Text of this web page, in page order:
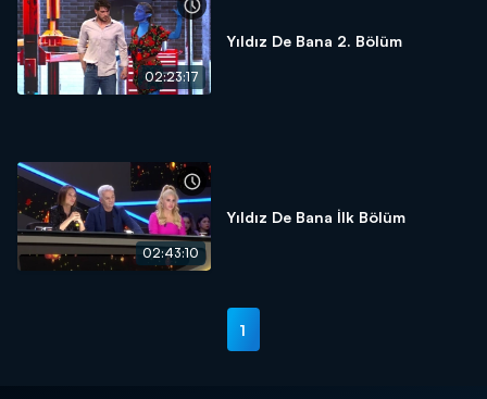
02:23:17
Yıldız De Bana 2. Bölüm
02:43:10
Yıldız De Bana İlk Bölüm
1